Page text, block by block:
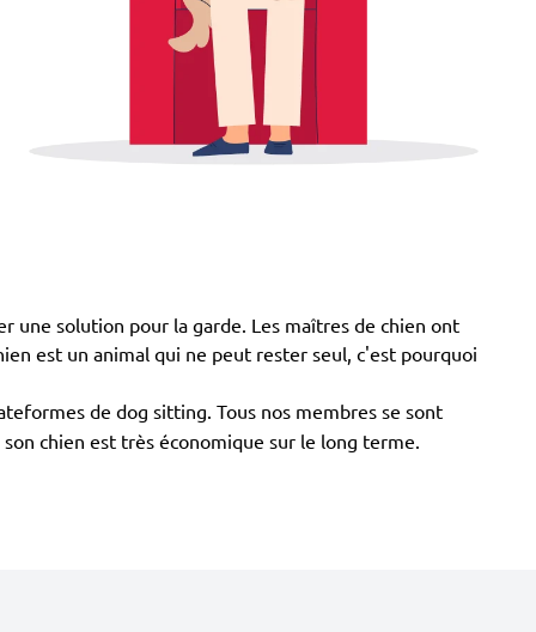
une solution pour la garde. Les maîtres de chien ont
est un animal qui ne peut rester seul, c'est pourquoi
de dog sitting. Tous nos membres se sont
chien est très économique sur le long terme.